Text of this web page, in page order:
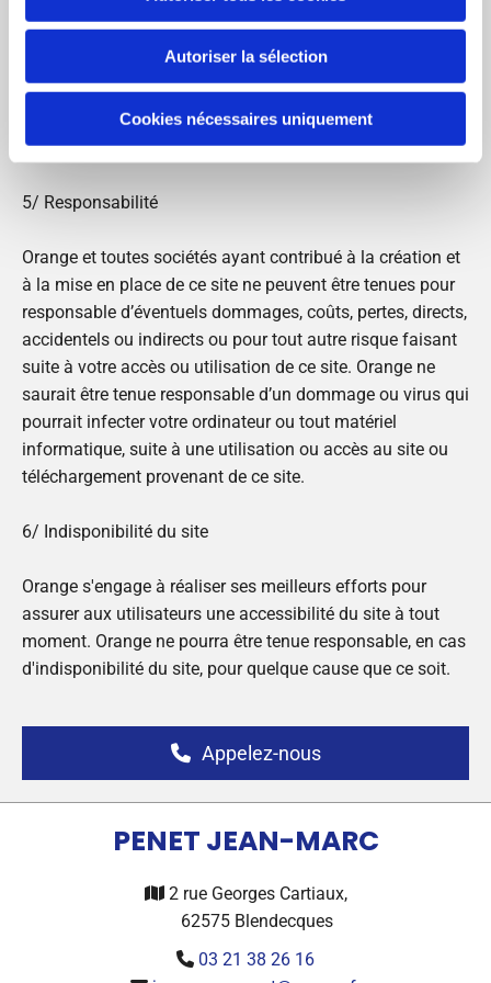
Autoriser la sélection
Cookies nécessaires uniquement
conséquence, toute représentation ou reproduction,
intégrale ou partielle, qui pourrait être faite sans le
consentement de leurs auteurs ou de leurs ayants-droit,
est illicite. Les éléments de ce site ne peuvent être vendus
ou commercialisés dans un but lucratif.
5/ Responsabilité
Orange et toutes sociétés ayant contribué à la création et
à la mise en place de ce site ne peuvent être tenues pour
responsable d’éventuels dommages, coûts, pertes, directs,
accidentels ou indirects ou pour tout autre risque faisant
suite à votre accès ou utilisation de ce site. Orange ne
saurait être tenue responsable d’un dommage ou virus qui
pourrait infecter votre ordinateur ou tout matériel
informatique, suite à une utilisation ou accès au site ou
téléchargement provenant de ce site.
6/ Indisponibilité du site
Orange s'engage à réaliser ses meilleurs efforts pour
assurer aux utilisateurs une accessibilité du site à tout
moment. Orange ne pourra être tenue responsable, en cas
d'indisponibilité du site, pour quelque cause que ce soit.
Appelez-nous
PENET JEAN-MARC
2 rue Georges Cartiaux,
62575 Blendecques
 03 21 38 26 16